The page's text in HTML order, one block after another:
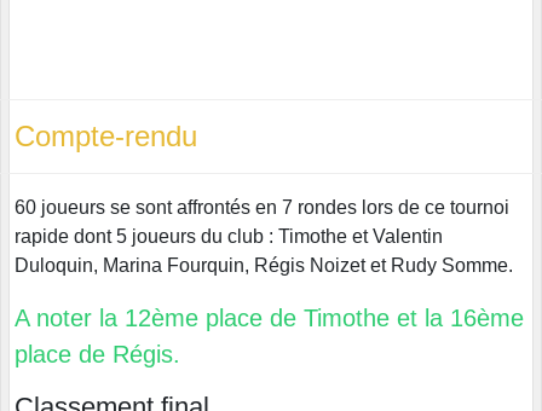
Compte-rendu
60 joueurs se sont affrontés en 7 rondes lors de ce tournoi
rapide dont 5 joueurs du club : Timothe et Valentin
Duloquin, Marina Fourquin, Régis Noizet et Rudy Somme.
A noter la 12ème place de Timothe et la 16ème
place de Régis.